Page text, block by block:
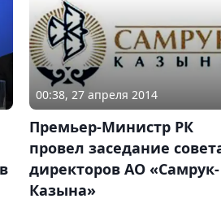
00:38, 27 апреля 2014
Премьер-Министр РК
провел заседание
директоров АО «Самрук-
Казына»